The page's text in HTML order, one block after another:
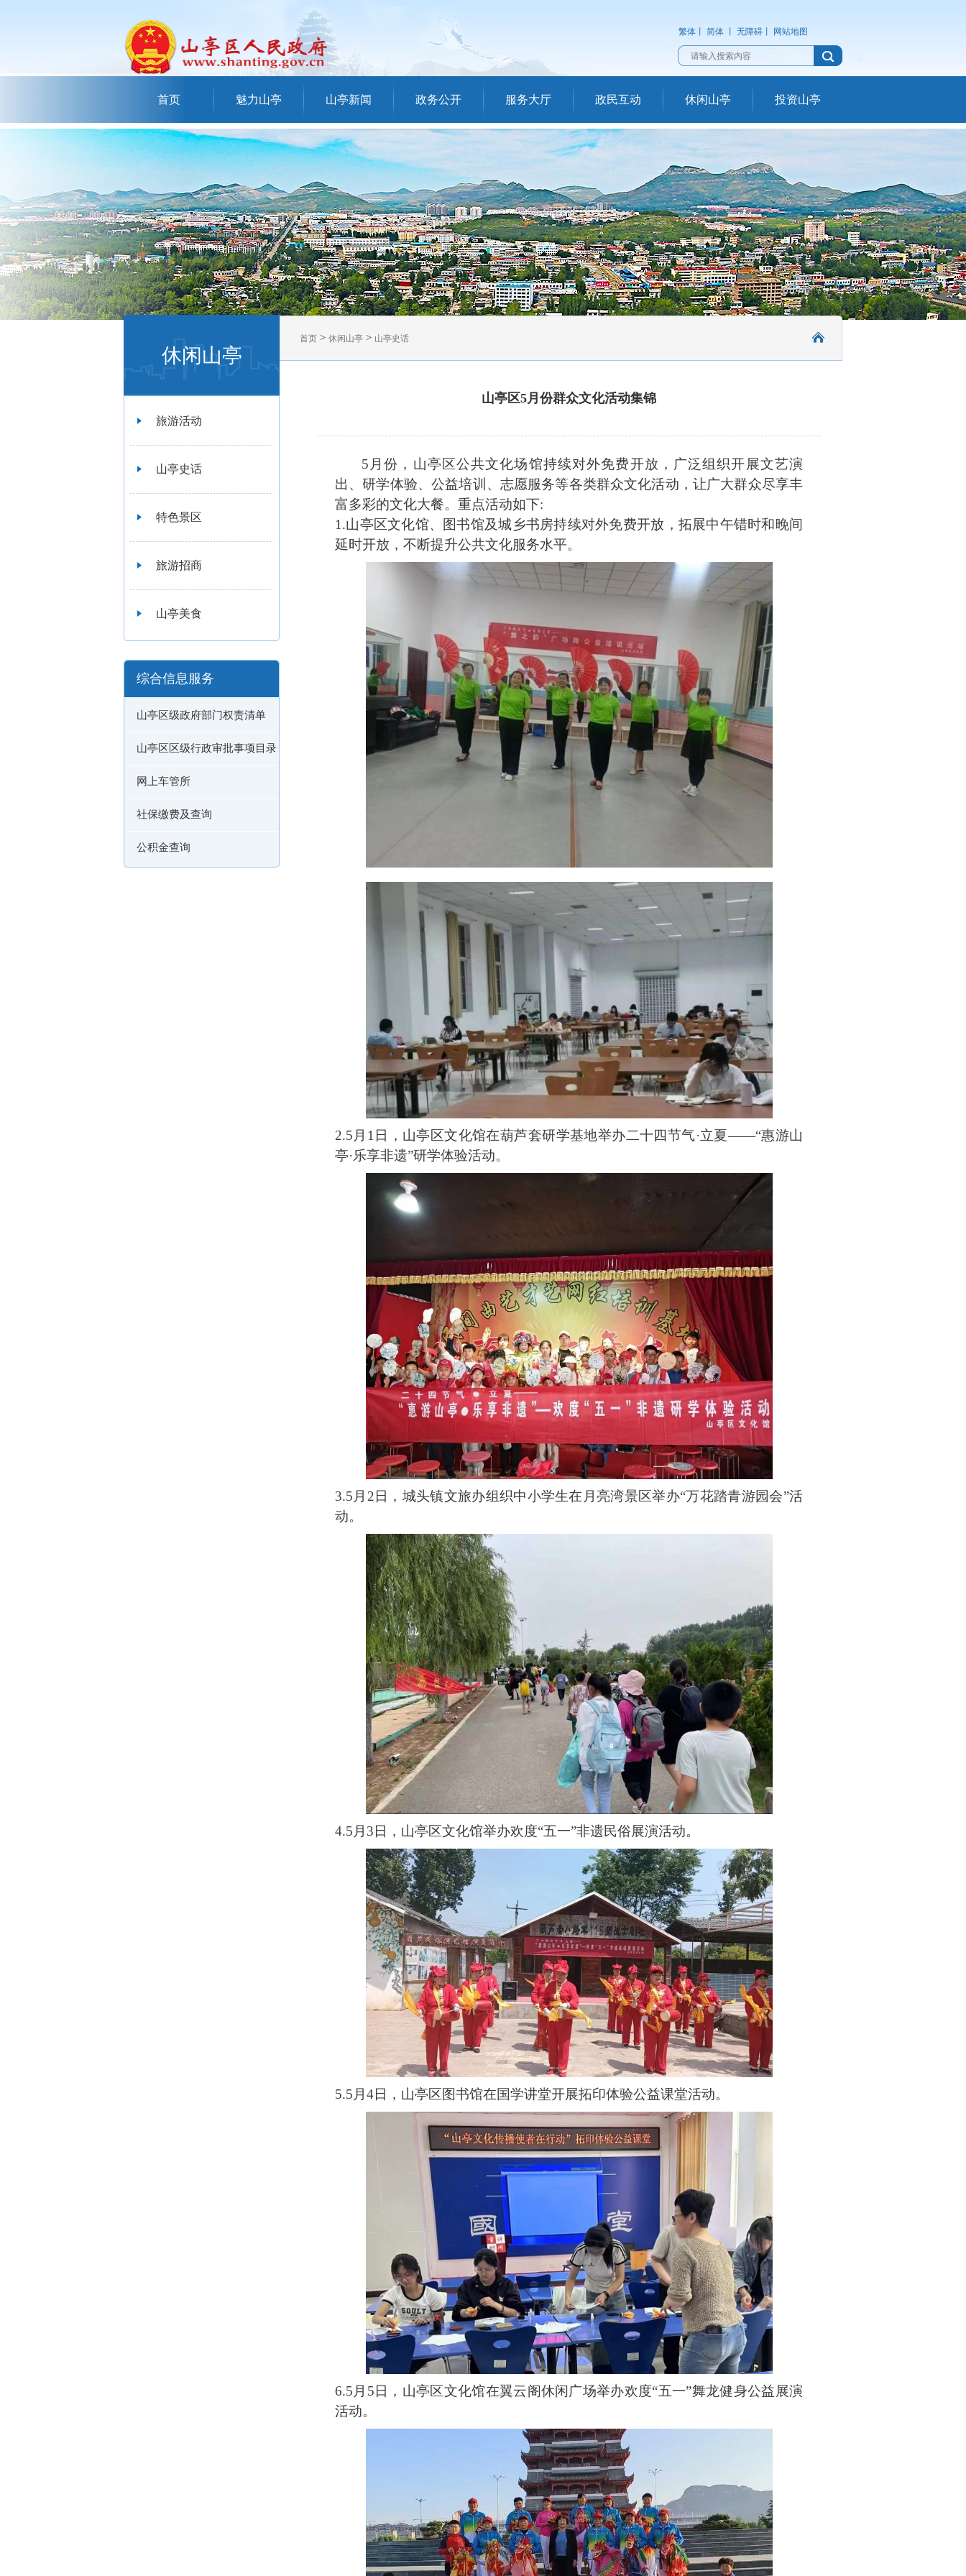
繁体 简体 无障碍 网站地图
首页 魅力山亭 山亭新闻 政务公开 服务大厅 政民互动 休闲山亭 投资山亭
休闲山亭
旅游活动
山亭史话
特色景区
旅游招商
山亭美食
综合信息服务
山亭区级政府部门权责清单
山亭区区级行政审批事项目录
网上车管所
社保缴费及查询
公积金查询
首页 > 休闲山亭 > 山亭史话
山亭区5月份群众文化活动集锦
5月份，山亭区公共文化场馆持续对外免费开放，广泛组织开展文艺演
出、研学体验、公益培训、志愿服务等各类群众文化活动，让广大群众尽享丰
富多彩的文化大餐。重点活动如下:
1.山亭区文化馆、图书馆及城乡书房持续对外免费开放 ，拓展中午错时和晚间
延时开放，不断提升公共文化服务水平。
2.5月1日，山亭区文化馆在葫芦套研学基地举办二十四节气·立夏——“惠游山
亭·乐享非遗”研学体验活动。
3.5月2日，城头镇文旅办组织中小学生在月亮湾景区举办“万花踏青游园会”活
动。
4.5月3日，山亭区文化馆举办欢度“五一”非遗民俗展演活动。
5.5月4日，山亭区图书馆在国学讲堂开展拓印体验公益课堂活动。
6.5月5日，山亭区文化馆在翼云阁休闲广场举办欢度“五一”舞龙健身公益展演
活动。